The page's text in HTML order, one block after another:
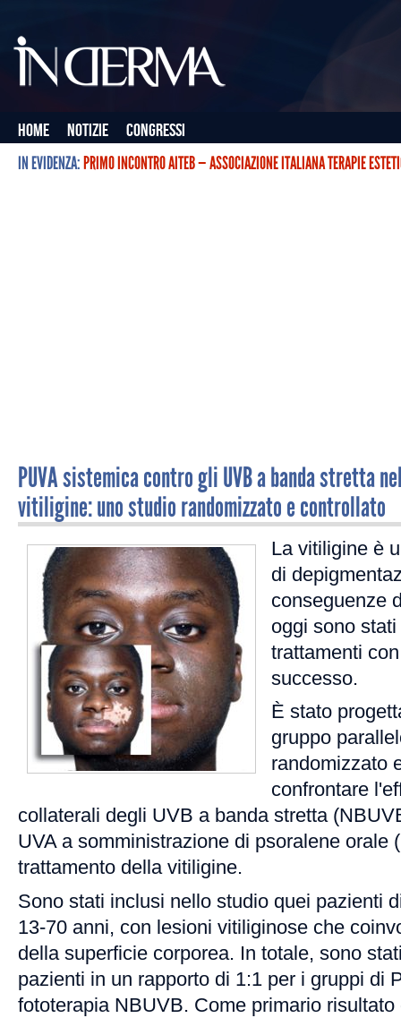
Home Notizie
Congressi
IN EVIDENZA:PRIMO INCONTRO AITEB — ASSOCIAZIONE ITALIANA TERAPIE
PUVA sistemica contro gli UVB a banda stretta
vitiligine: uno studio randomizzato e controllato
La vitiligine è
di
conseguenze
oggi sono
trattamenti
successo.
È stato
gruppo
randomizzato
confrontare
collaterali degli UVB a banda stretta
UVA a somministrazione di psoralene orale
trattamento della vitiligine.
Sono stati inclusi nello studio quei pazienti
13-70 anni, con lesioni vitiliginose che
della superficie corporea. In totale, sono
pazienti in un rapporto di 1:1 per i gruppi di
fototerapia NBUVB. Come primario